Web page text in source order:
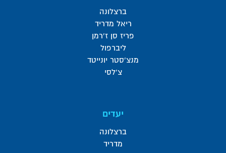
ברצלונה
ריאל מדריד
פריז סן ז'רמן
ליברפול
מנצ'סטר יונייטד
צ'לסי
יעדים
ברצלונה
מדריד